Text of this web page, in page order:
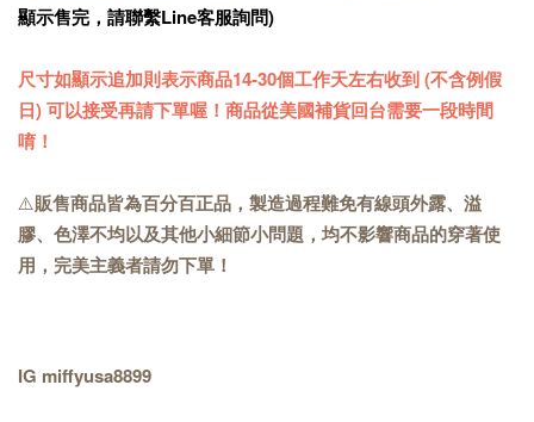
顯示售完，請聯繫Line客服詢問)
尺寸如顯示追加則表示商品14-30個工作天左右收到 (不含例假
日) 可以接受再請下單喔！商品從美國補貨回台需要一段時間
唷！
⚠️販售商品皆為百分百正品，製造過程難免有線頭外露、溢
膠、色澤不均以及其他小細節小問題，均不影響商品的穿著使
用，完美主義者請勿下單！
IG miffyusa8899